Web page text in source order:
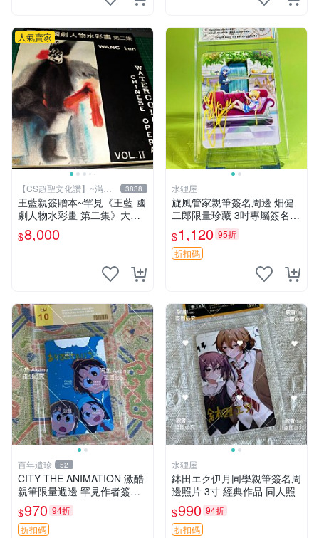
人氣賣家
【CS超聖文化讚】~滿千
元送運
3838
王藍親簽贈本~罕見《王藍 國
劇人物水彩畫 第二集》大本
【 CS超聖文化讚】
$8,000
水狸屋
旋風管家親筆簽名周邊 畑健
二郎限量珍藏 3吋專屬簽名照
日本正版中古 正規卡磚附送
旋風管家 畑健二郎 簽名照
$1,120 95折
折扣碼
百年遺珍 52
CITY THE ANIMATION 激酷
親筆限量週邊 罕見作者簽名
收藏 現代潮流擺飾 9x9cm 專
家推薦 國際珍藏款 周邊 照片
周邊 尺寸 收藏品
$970 94折
折扣碼
水狸屋
鉢田エク伊月同學親筆簽名周
邊照片 3寸 經典作品 同人照
$990 94折
折扣碼